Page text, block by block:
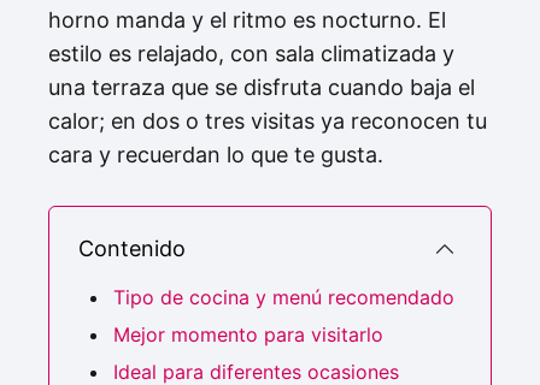
horno manda y el ritmo es nocturno. El
estilo es relajado, con sala climatizada y
una terraza que se disfruta cuando baja el
calor; en dos o tres visitas ya reconocen tu
cara y recuerdan lo que te gusta.
Contenido
Tipo de cocina y menú recomendado
Mejor momento para visitarlo
Ideal para diferentes ocasiones